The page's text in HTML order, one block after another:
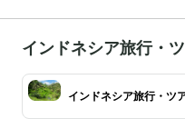
インドネシア旅行・
インドネシア旅行・ツ